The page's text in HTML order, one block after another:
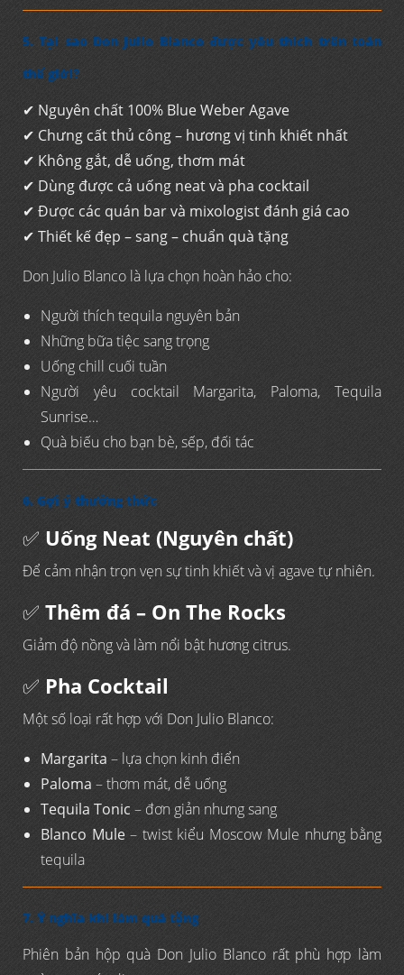
5. Tại sao Don Julio Blanco được yêu thích trên toàn
thế giới?
✔ Nguyên chất 100% Blue Weber Agave
✔ Chưng cất thủ công – hương vị tinh khiết nhất
✔ Không gắt, dễ uống, thơm mát
✔ Dùng được cả uống neat và pha cocktail
✔ Được các quán bar và mixologist đánh giá cao
✔ Thiết kế đẹp – sang – chuẩn quà tặng
Don Julio Blanco là lựa chọn hoàn hảo cho:
Người thích tequila nguyên bản
Những bữa tiệc sang trọng
Uống chill cuối tuần
Người yêu cocktail Margarita, Paloma, Tequila
Sunrise…
Quà biếu cho bạn bè, sếp, đối tác
6. Gợi ý thưởng thức
✅ Uống Neat (Nguyên chất)
Để cảm nhận trọn vẹn sự tinh khiết và vị agave tự nhiên.
✅ Thêm đá – On The Rocks
Giảm độ nồng và làm nổi bật hương citrus.
✅ Pha Cocktail
Một số loại rất hợp với Don Julio Blanco:
Margarita – lựa chọn kinh điển
Paloma – thơm mát, dễ uống
Tequila Tonic – đơn giản nhưng sang
Blanco Mule– twist kiểu Moscow Mule nhưng bằng
tequila
7. Ý nghĩa khi làm quà tặng
Phiên bản hộp quà Don Julio Blanco rất phù hợp làm